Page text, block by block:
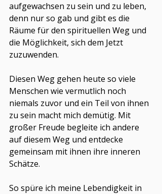
aufgewachsen zu sein und zu leben,
denn nur so gab und gibt es die
Räume für den spirituellen Weg und
die Möglichkeit, sich dem Jetzt
zuzuwenden.
Diesen Weg gehen heute so viele
Menschen wie vermutlich noch
niemals zuvor und ein Teil von ihnen
zu sein macht mich demütig. Mit
großer Freude begleite ich andere
auf diesem Weg und entdecke
gemeinsam mit ihnen ihre inneren
Schätze.
So spüre ich meine Lebendigkeit in